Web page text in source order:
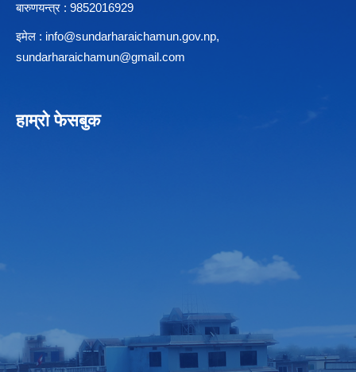
बारुणयन्त्र : 9852016929
इमेल : info@sundarharaichamun.gov.np,
sundarharaichamun@gmail.com
हाम्रो फेसबुक